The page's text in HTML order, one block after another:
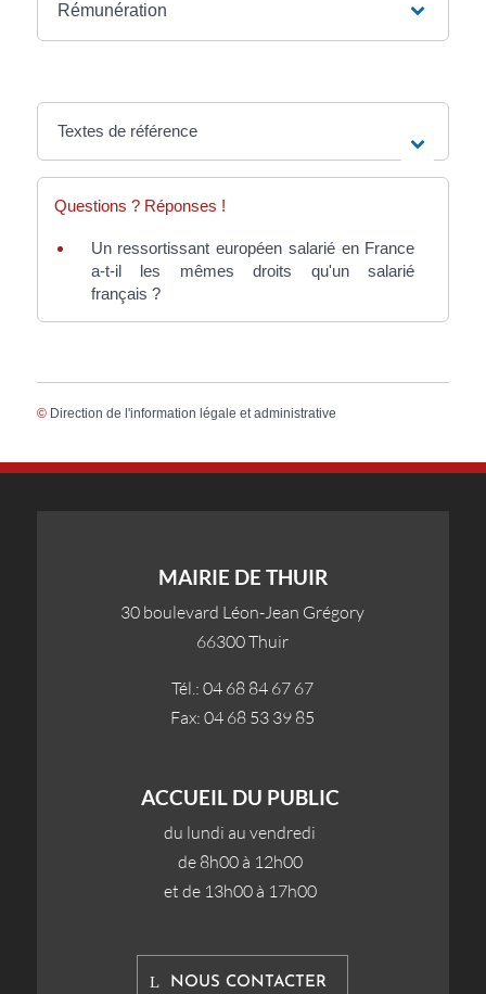
Rémunération
Textes de référence
Questions ? Réponses !
Un ressortissant européen salarié en France
a-t-il les mêmes droits qu'un salarié
français ?
© Direction de l'information légale et administrative
MAIRIE DE THUIR
30 boulevard Léon-Jean Grégory
66300 Thuir
Tél.: 04 68 84 67 67
Fax: 04 68 53 39 85
ACCUEIL DU PUBLIC
du lundi au vendredi
de 8h00 à 12h00
et de 13h00 à 17h00
NOUS CONTACTER